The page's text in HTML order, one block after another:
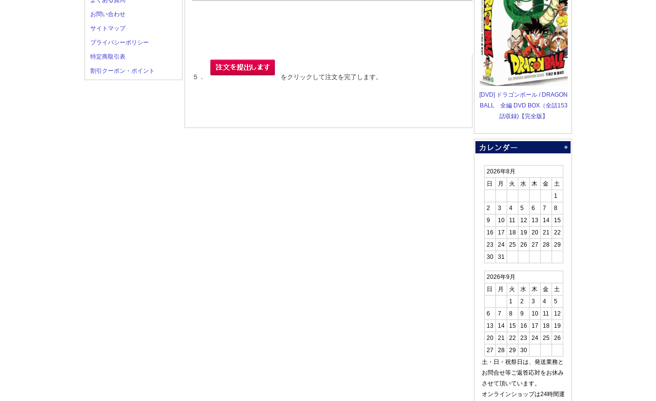
お問い合わせ
サイトマップ
プライバシーポリシー
特定商取引表
割引クーポン・ポイント
５． をクリックして注文を完了します。
[DVD] ドラゴンボール / DRAGON
BALL 全編 DVD BOX（全話153
話収録)【完全版】
2026年8月
日
月 火 水 木 金
土
1
2
3 4 5 6 7
8
9
10 11 12 13 14
15
16
17 18 19 20 21
22
23
24 25 26 27 28
29
30
31
2026年9月
日
月 火 水 木 金
土
1
2 3 4
5
6
7 8 9 10 11
12
13
14 15 16 17 18
19
20
21 22 23 24 25
26
27
28 29
30
土・日・祝祭日は、発送業務と
お問合せ等ご返答応対をお休み
させて頂いています。
オンラインショップは24時間運